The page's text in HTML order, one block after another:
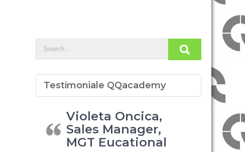
Testimoniale QQacademy
Violeta Oncica,
Sales Manager,
MGT Eucational